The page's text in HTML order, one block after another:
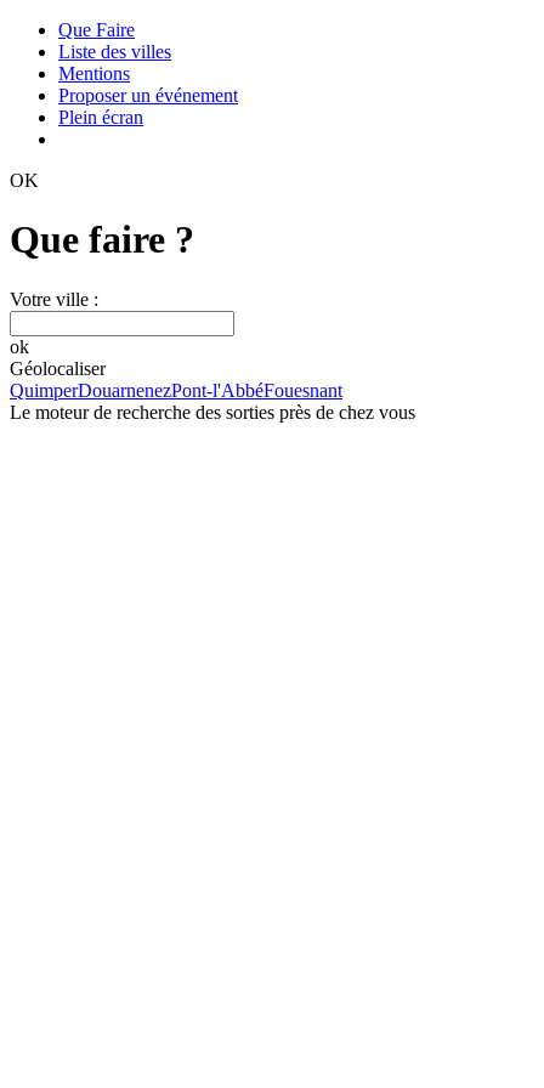
Que Faire
Liste des villes
Mentions
Proposer un événement
Plein écran
OK
Que faire ?
Votre ville :
ok
Géolocaliser
QuimperDouarnenezPont-l'AbbéFouesnant
Le moteur de recherche des sorties près de chez vous